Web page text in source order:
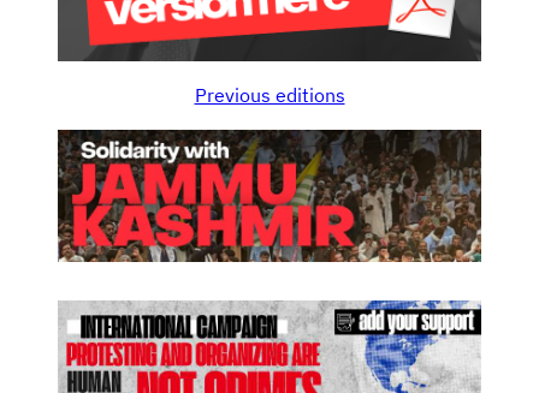
Previous editions